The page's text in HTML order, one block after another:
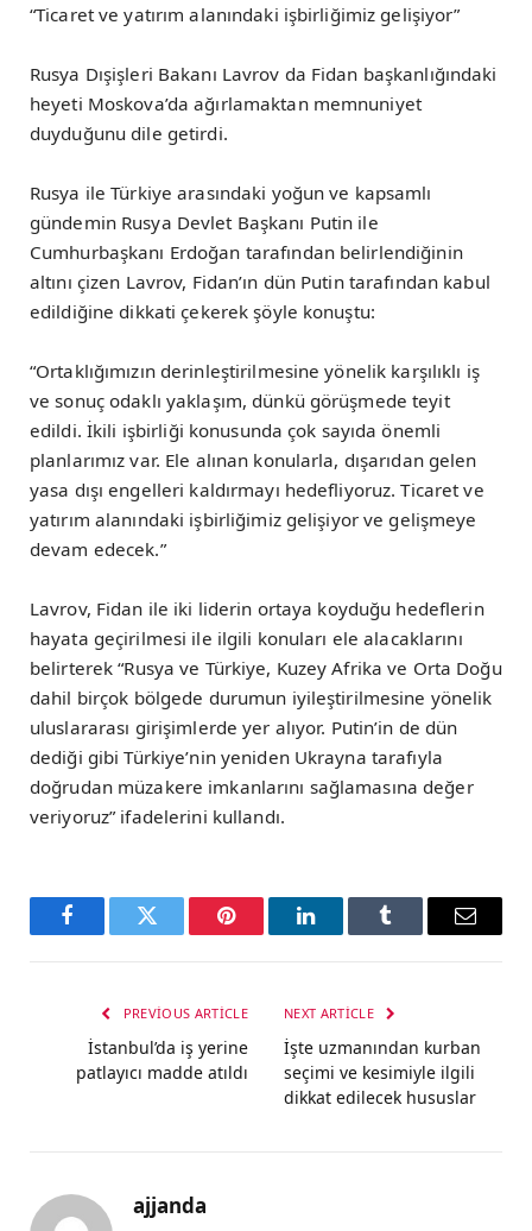
“Ticaret ve yatırım alanındaki işbirliğimiz gelişiyor”
Rusya Dışişleri Bakanı Lavrov da Fidan başkanlığındaki
heyeti Moskova’da ağırlamaktan memnuniyet
duyduğunu dile getirdi.
Rusya ile Türkiye arasındaki yoğun ve kapsamlı
gündemin Rusya Devlet Başkanı Putin ile
Cumhurbaşkanı Erdoğan tarafından belirlendiğinin
altını çizen Lavrov, Fidan’ın dün Putin tarafından kabul
edildiğine dikkati çekerek şöyle konuştu:
“Ortaklığımızın derinleştirilmesine yönelik karşılıklı iş
ve sonuç odaklı yaklaşım, dünkü görüşmede teyit
edildi. İkili işbirliği konusunda çok sayıda önemli
planlarımız var. Ele alınan konularla, dışarıdan gelen
yasa dışı engelleri kaldırmayı hedefliyoruz. Ticaret ve
yatırım alanındaki işbirliğimiz gelişiyor ve gelişmeye
devam edecek.”
Lavrov, Fidan ile iki liderin ortaya koyduğu hedeflerin
hayata geçirilmesi ile ilgili konuları ele alacaklarını
belirterek “Rusya ve Türkiye, Kuzey Afrika ve Orta Doğu
dahil birçok bölgede durumun iyileştirilmesine yönelik
uluslararası girişimlerde yer alıyor. Putin’in de dün
dediği gibi Türkiye’nin yeniden Ukrayna tarafıyla
doğrudan müzakere imkanlarını sağlamasına değer
veriyoruz” ifadelerini kullandı.
FacebookTwitter Pinterest LinkedInTumblr Email
PREVIOUS ARTICLE
İstanbul’da iş yerine
patlayıcı madde atıldı
NEXT ARTICLE
İşte uzmanından kurban
seçimi ve kesimiyle ilgili
dikkat edilecek hususlar
ajjanda